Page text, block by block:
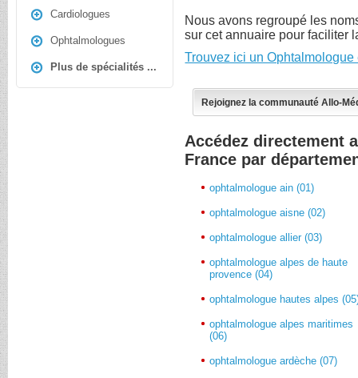
Cardiologues
Ophtalmologues
Plus de spécialités ...
Nous avons regroupé les
sur cet annuaire pour faciliter
Trouvez ici un
Rejoignez la communauté Allo-
Accédez directement
France par
ophtalmologue ain (01)
ophtalmologue aisne (02)
ophtalmologue allier (03)
ophtalmologue alpes de haute
provence (04)
ophtalmologue hautes alpes
ophtalmologue alpes maritimes
(06)
ophtalmologue ardèche (07)